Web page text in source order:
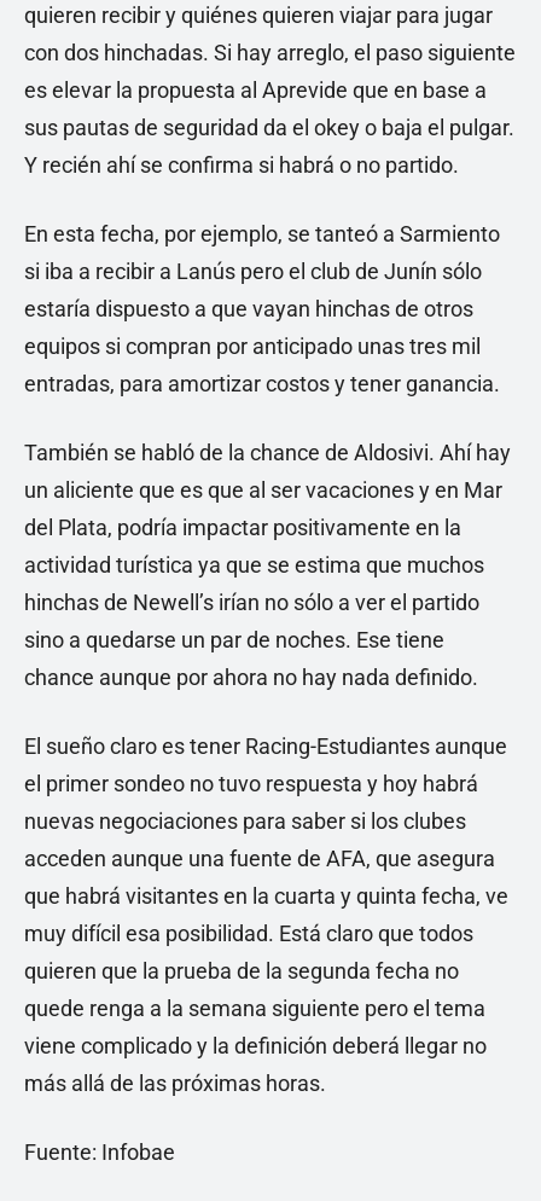
quieren recibir y quiénes quieren viajar para jugar
con dos hinchadas. Si hay arreglo, el paso siguiente
es elevar la propuesta al Aprevide que en base a
sus pautas de seguridad da el okey o baja el pulgar.
Y recién ahí se confirma si habrá o no partido.
En esta fecha, por ejemplo, se tanteó a Sarmiento
si iba a recibir a Lanús pero el club de Junín sólo
estaría dispuesto a que vayan hinchas de otros
equipos si compran por anticipado unas tres mil
entradas, para amortizar costos y tener ganancia.
También se habló de la chance de Aldosivi. Ahí hay
un aliciente que es que al ser vacaciones y en Mar
del Plata, podría impactar positivamente en la
actividad turística ya que se estima que muchos
hinchas de Newell’s irían no sólo a ver el partido
sino a quedarse un par de noches. Ese tiene
chance aunque por ahora no hay nada definido.
El sueño claro es tener Racing-Estudiantes aunque
el primer sondeo no tuvo respuesta y hoy habrá
nuevas negociaciones para saber si los clubes
acceden aunque una fuente de AFA, que asegura
que habrá visitantes en la cuarta y quinta fecha, ve
muy difícil esa posibilidad. Está claro que todos
quieren que la prueba de la segunda fecha no
quede renga a la semana siguiente pero el tema
viene complicado y la definición deberá llegar no
más allá de las próximas horas.
Fuente: Infobae